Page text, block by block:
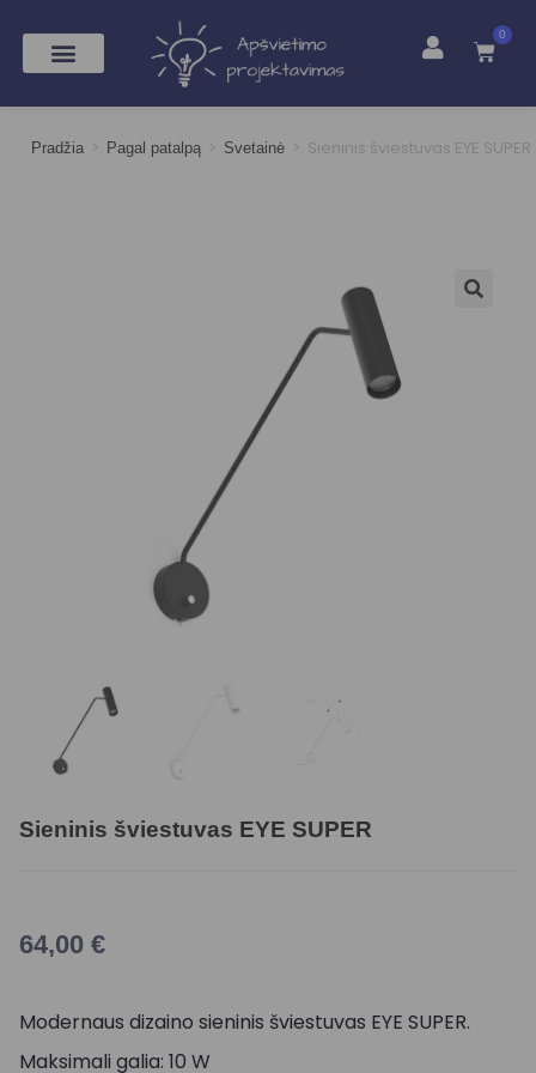
0
Pradžia > Pagal patalpą > Svetainė > Sieninis šviestuvas EYE SUPER
Sieninis šviestuvas EYE SUPER
64,00 €
Modernaus dizaino sieninis šviestuvas EYE SUPER.
Maksimali galia: 10 W